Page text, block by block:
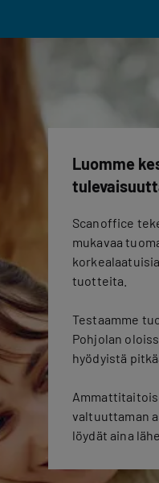
Luomme
Scanoffice
mukavaa
tuotteita.
Testaamme
Pohjolan
hyödyistä
valtuuttaman
löydät aina